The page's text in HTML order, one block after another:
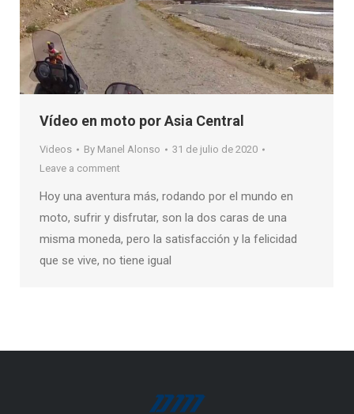
Vídeo en moto por Asia Central
Videos By Manel Alonso
31 de julio de 2020
Leave a comment
Hoy una aventura más, rodando por el mundo en
moto, sufrir y disfrutar, son la dos caras de una
misma moneda, pero la satisfacción y la felicidad
que se vive, no tiene igual